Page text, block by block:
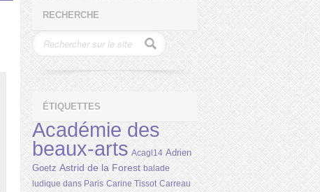
RECHERCHE
ÉTIQUETTES
Académie des
beaux-arts Acagl14 Adrien
Goetz Astrid de la Forest balade
ludique dans Paris Carine Tissot Carreau